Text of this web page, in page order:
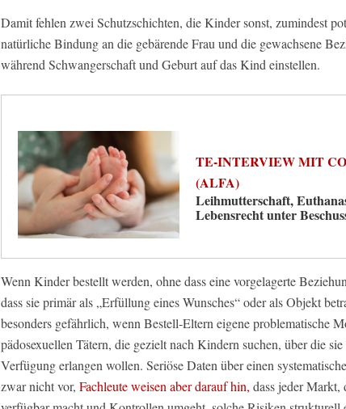
Damit fehlen zwei Schutzschichten, die Kinder sonst, zumindest
natürliche Bindung an die gebärende Frau und die gewachsene
während Schwangerschaft und Geburt auf das Kind einstellen.
TE-INTERVIEW MIT
(ALFA)
Leihmutterschaft,
Lebensrecht unter
Wenn Kinder bestellt werden, ohne dass eine vorgelagerte
dass sie primär als „Erfüllung eines Wunsches“ oder als Objekt
besonders gefährlich, wenn Bestell‑Eltern eigene problematische
pädosexuellen Tätern, die gezielt nach Kindern suchen, über die
Verfügung erlangen wollen. Seriöse Daten über einen
zwar nicht vor, Fachleute weisen aber darauf hin, dass jeder